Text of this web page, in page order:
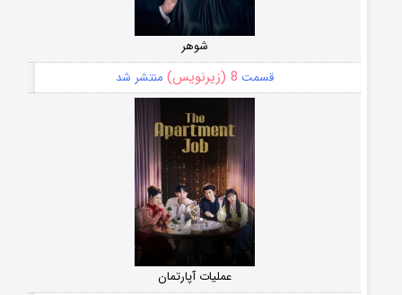
شوهر
قسمت 8 (زیرنویس) منتشر شد
عملیات آپارتمان